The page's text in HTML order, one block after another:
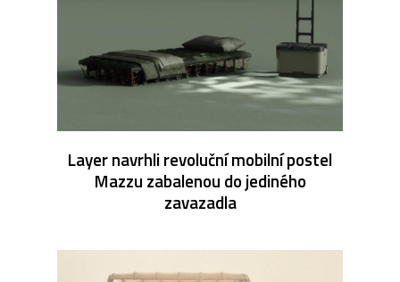
Layer navrhli revoluční mobilní postel
Mazzu zabalenou do jediného
zavazadla